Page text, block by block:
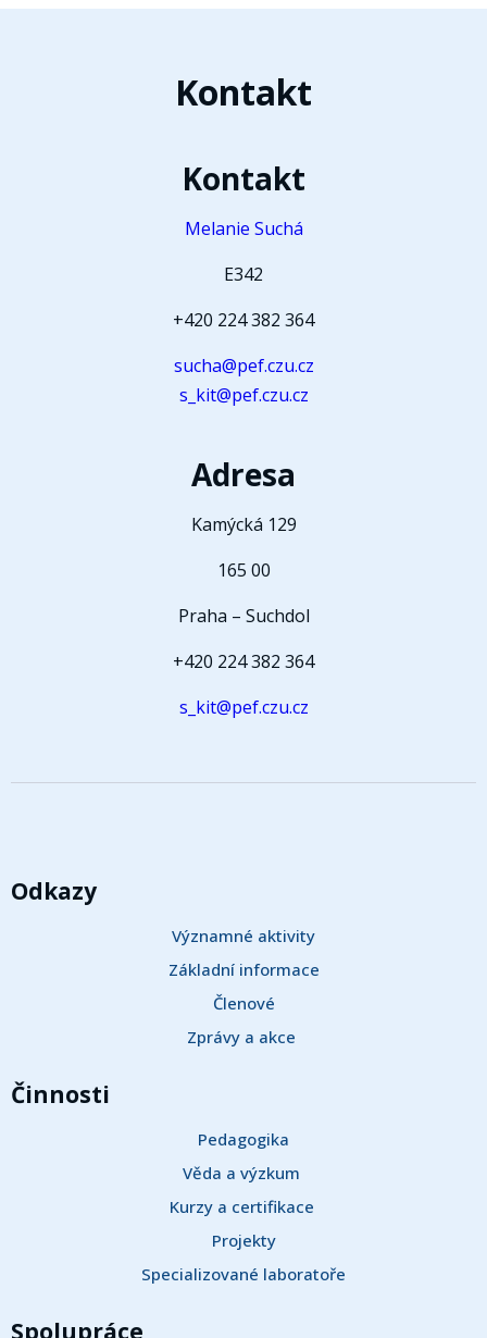
Kontakt
Kontakt
Melanie Suchá
E342
+420 224 382 364
sucha@pef.czu.cz
s_kit@pef.czu.cz
Adresa
Kamýcká 129
165 00
Praha – Suchdol
+420 224 382 364
s_kit@pef.czu.cz
Odkazy
Významné aktivity
Základní informace
Členové
Zprávy a akce
Činnosti
Pedagogika
Věda a výzkum
Kurzy a certifikace
Projekty
Specializované laboratoře
Spolupráce